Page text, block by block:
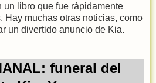
un libro que fue rápidamente
Hay muchas otras noticias, como
un divertido anuncio de Kia.
funeral del